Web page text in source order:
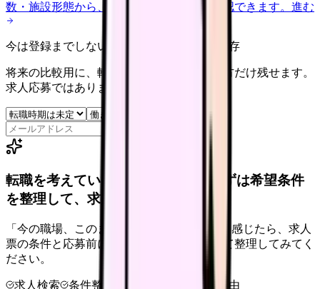
数・施設形態から、今の給料の現在地を確認できます。 進む
今は登録までしない人向け: 希望条件だけ保存
将来の比較用に、転職時期と気になる働き方だけ残せます。
求人応募ではありません。
転職を考えている看護師さんへ。まずは希望条件
を整理して、求人を見比べられます。
「今の職場、このままでいいのかな...」そう感じたら、求人
票の条件と応募前に確認したい不安を分けて整理してみてく
ださい。
求人検索 条件整理 退会自由